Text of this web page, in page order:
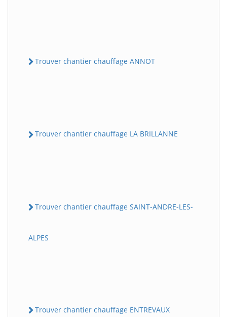
Trouver chantier chauffage ANNOT
Trouver chantier chauffage LA BRILLANNE
Trouver chantier chauffage SAINT-ANDRE-LES-
ALPES
Trouver chantier chauffage ENTREVAUX